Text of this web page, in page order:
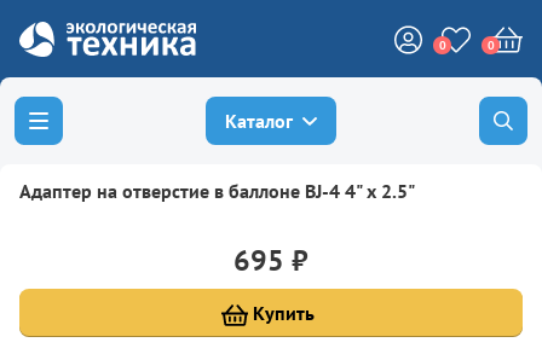
0 0
Каталог
Адаптер на отверстие в баллоне BJ-4 4" х 2.5"
695 ₽
Купить